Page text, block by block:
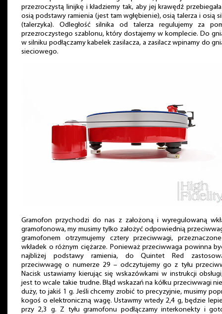
przezroczystą linijkę i kładziemy tak, aby jej krawędź
osią podstawy ramienia (jest tam wgłębienie), osią talerza i osią
(talerzyka). Odległość silnika od talerza regulujemy za
przezroczystego szablonu, który dostajemy w komplecie. Do
w silniku podłączamy kabelek zasilacza, a zasilacz wpinamy do
sieciowego.
Gramofon przychodzi do nas z założoną i wyregulowaną
gramofonowa, my musimy tylko założyć odpowiednią
gramofonem otrzymujemy cztery przeciwwagi,
wkładek o różnym ciężarze. Ponieważ przeciwwaga powinna
najbliżej podstawy ramienia, do Quintet Red
przeciwwagę o numerze 29 – odczytujemy go z tyłu
Nacisk ustawiamy kierując się wskazówkami w instrukcji
jest to wcale takie trudne. Błąd wskazań na kółku przeciwwagi
duży, to jakiś 1 g. Jeśli chcemy zrobić to precyzyjnie, musimy
kogoś o elektroniczną wagę. Ustawmy wtedy 2,4 g, będzie
przy 2,3 g. Z tyłu gramofonu podłączamy interkonekty i